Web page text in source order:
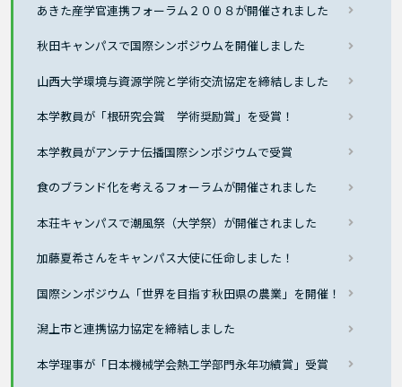
あきた産学官連携フォーラム２００８が開催されました
秋田キャンパスで国際シンポジウムを開催しました
山西大学環境与資源学院と学術交流協定を締結しました
本学教員が「根研究会賞 学術奨励賞」を受賞！
本学教員がアンテナ伝播国際シンポジウムで受賞
食のブランド化を考えるフォーラムが開催されました
本荘キャンパスで潮風祭（大学祭）が開催されました
加藤夏希さんをキャンパス大使に任命しました！
国際シンポジウム「世界を目指す秋田県の農業」を開催！
潟上市と連携協力協定を締結しました
本学理事が「日本機械学会熱工学部門永年功績賞」受賞